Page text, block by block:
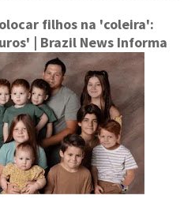
filhos na 'coleira':
| Brazil News Informa